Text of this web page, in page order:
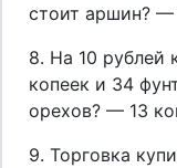
стоит аршин? —
8. На 10 рублей
копеек и 34
орехов? — 13
9. Торговка